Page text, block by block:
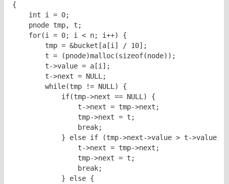
{
    int i = 0;
    pnode tmp, t;
    for(i = 0; i < n; i++) {
        tmp = &bucket[a[i] / 10];
        t = (pnode)malloc(sizeof(node));
        t->value = a[i];
        t->next = NULL;
        while(tmp != NULL) {
            if(tmp->next == NULL) {
                t->next = tmp->next;
                tmp->next = t;
                break;
            } else if (tmp->next->value > t->value) {
                t->next = tmp->next;
                tmp->next = t;
                break;
            } else {